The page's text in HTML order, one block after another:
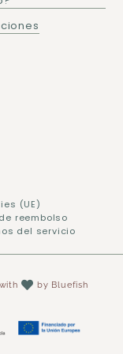
(UE)
reembolso
del servicio
by Bluefish